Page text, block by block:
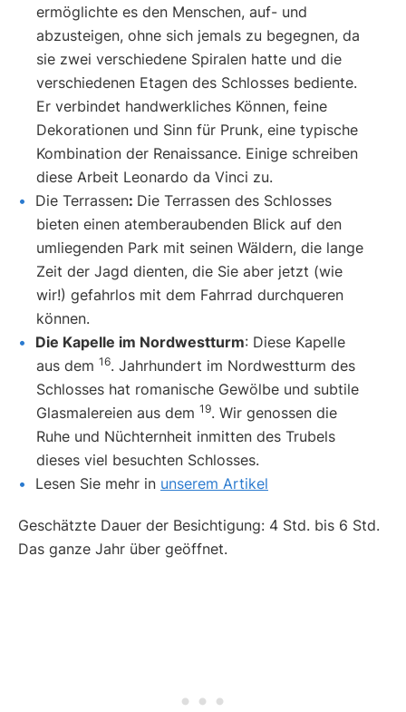
ermöglichte es den Menschen, auf- und
abzusteigen, ohne sich jemals zu begegnen, da
sie zwei verschiedene Spiralen hatte und die
verschiedenen Etagen des Schlosses bediente.
Er verbindet handwerkliches Können, feine
Dekorationen und Sinn für Prunk, eine typische
Kombination der Renaissance. Einige schreiben
diese Arbeit Leonardo da Vinci zu.
Die Terrassen: Die Terrassen des Schlosses
bieten einen atemberaubenden Blick auf den
umliegenden Park mit seinen Wäldern, die lange
Zeit der Jagd dienten, die Sie aber jetzt (wie
wir!) gefahrlos mit dem Fahrrad durchqueren
können.
Die Kapelle im Nordwestturm: Diese Kapelle
aus dem 16. Jahrhundert im Nordwestturm des
Schlosses hat romanische Gewölbe und subtile
Glasmalereien aus dem 19. Wir genossen die
Ruhe und Nüchternheit inmitten des Trubels
dieses viel besuchten Schlosses.
Lesen Sie mehr in unserem Artikel
Geschätzte Dauer der Besichtigung: 4 Std. bis 6 Std.
Das ganze Jahr über geöffnet.